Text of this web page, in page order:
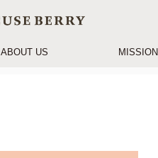
ABOUT US MISSION